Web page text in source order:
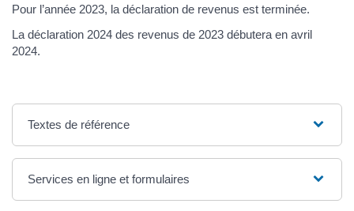
Pour l’année 2023, la déclaration de revenus est terminée.
La déclaration 2024 des revenus de 2023 débutera en avril
2024.
Textes de référence
Services en ligne et formulaires